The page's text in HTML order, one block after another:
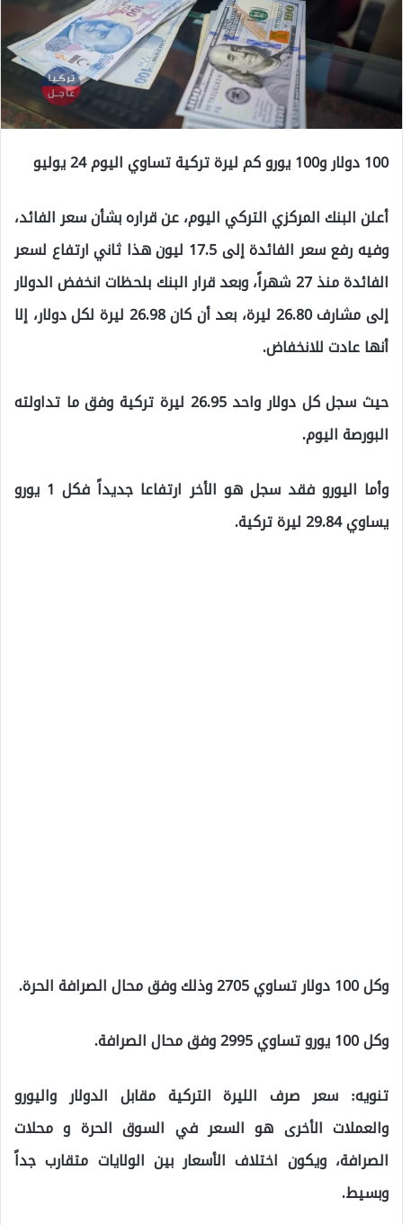
100 دولار و100 يورو كم ليرة تركية تساوي اليوم 24 يوليو
أعلن البنك المركزي التركي اليوم، عن قراره بشأن سعر الفائد،
وفيه رفع سعر الفائدة إلى 17.5 ليون هذا ثاني ارتفاع لسعر
الفائدة منذ 27 شهراً، وبعد قرار البنك بلحظات انخفض الدولار
إلى مشارف 26.80 ليرة، بعد أن كان 26.98 ليرة لكل دولار، إلا
أنها عادت للانخفاض.
حيث سجل كل دولار واحد 26.95 ليرة تركية وفق ما تداولته
البورصة اليوم.
وأما اليورو فقد سجل هو الأخر ارتفاعا جديداً فكل 1 يورو
يساوي 29.84 ليرة تركية.
وكل 100 دولار تساوي 2705 وذلك وفق محال الصرافة الحرة.
وكل 100 يورو تساوي 2995 وفق محال الصرافة.
تنويه: سعر صرف الليرة التركية مقابل الدولار واليورو
والعملات الأخرى هو السعر في السوق الحرة و محلات
الصرافة، ويكون اختلاف الأسعار بين الولايات متقارب جداً
وبسيط.